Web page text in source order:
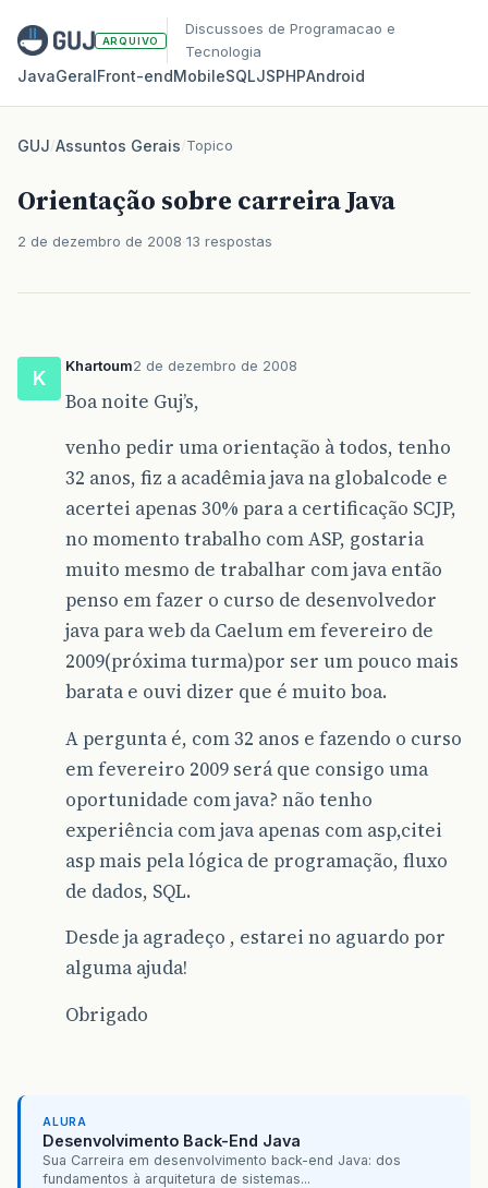
ARQUIVO
Discussoes de Programacao e
Tecnologia
JavaGeralFront‑endMobileSQLJSPHPAndroid
GUJ/Assuntos Gerais/Topico
Orientação sobre carreira Java
2 de dezembro de 2008 13 respostas
K
Khartoum2 de dezembro de 2008
Boa noite Guj’s,
venho pedir uma orientação à todos, tenho
32 anos, fiz a acadêmia java na globalcode e
acertei apenas 30% para a certificação SCJP,
no momento trabalho com ASP, gostaria
muito mesmo de trabalhar com java então
penso em fazer o curso de desenvolvedor
java para web da Caelum em fevereiro de
2009(próxima turma)por ser um pouco mais
barata e ouvi dizer que é muito boa.
A pergunta é, com 32 anos e fazendo o curso
em fevereiro 2009 será que consigo uma
oportunidade com java? não tenho
experiência com java apenas com asp,citei
asp mais pela lógica de programação, fluxo
de dados, SQL.
Desde ja agradeço , estarei no aguardo por
alguma ajuda!
Obrigado
ALURA
Desenvolvimento Back-End Java
Sua Carreira em desenvolvimento back-end Java: dos
fundamentos à arquitetura de sistemas...